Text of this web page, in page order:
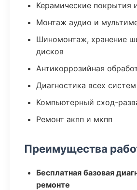
Керамические покрытия
Монтаж аудио и
Шиномонтаж, хранение
дисков
Антикоррозийная
Диагностика всех
Компьютерный сход-
Ремонт акпп и мкпп
Преимущества
Бесплатная базовая
ремонте